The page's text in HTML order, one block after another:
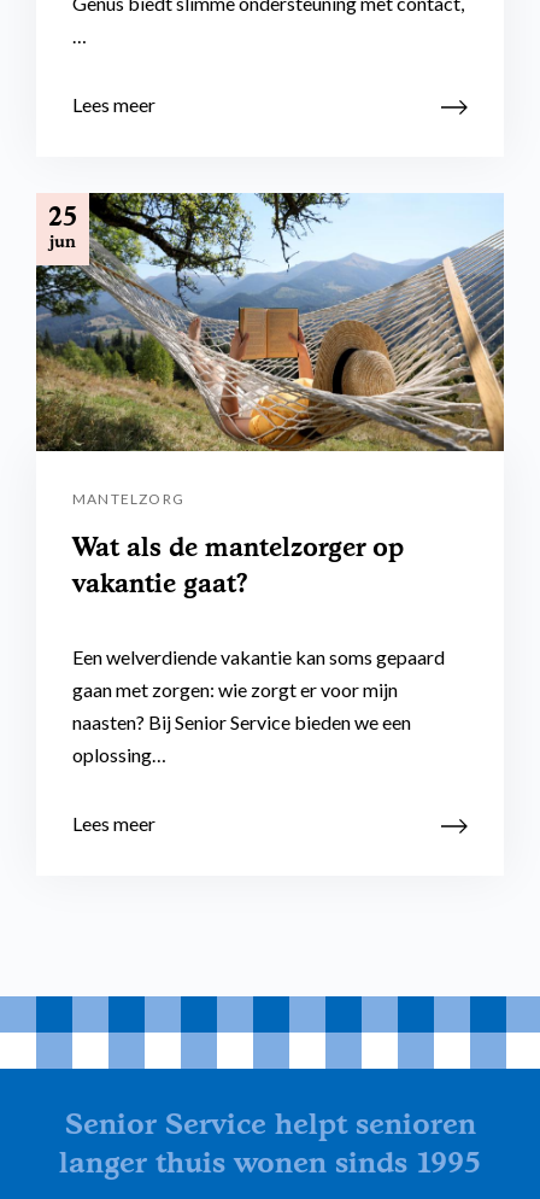
…
Lees meer
25
jun
MANTELZORG
Wat als de mantelzorger op
vakantie gaat?
Een welverdiende vakantie kan soms gepaard
gaan met zorgen: wie zorgt er voor mijn
naasten? Bij Senior Service bieden we een
oplossing…
Lees meer
Senior Service helpt senioren
langer thuis wonen sinds 1995